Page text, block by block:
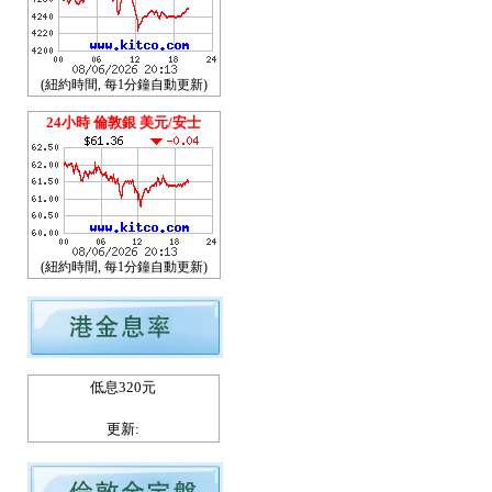
(紐約時間, 每1分鐘自動更新)
24小時 倫敦銀 美元/安士
(紐約時間, 每1分鐘自動更新)
低息320元
更新: